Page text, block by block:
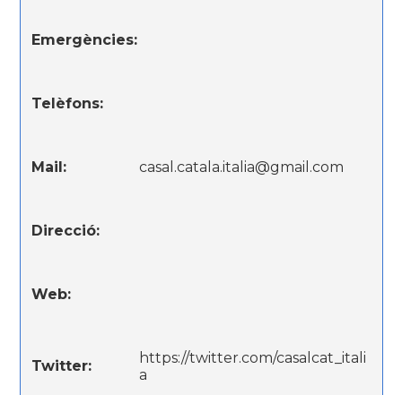
Emergències:
Telèfons:
Mail: casal.catala.italia@gmail.com
Direcció:
Web:
Twitter:
https://twitter.com/casalcat_itali
a